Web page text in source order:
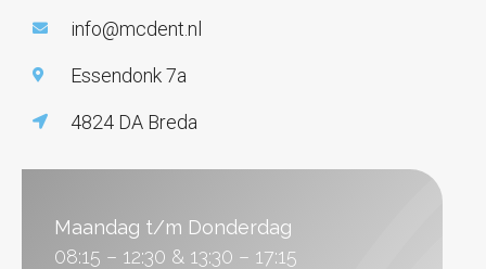
info@mcdent.nl
Essendonk 7a
4824 DA Breda
Maandag t/m Donderdag
08:15 – 12:30 & 13:30 – 17:15